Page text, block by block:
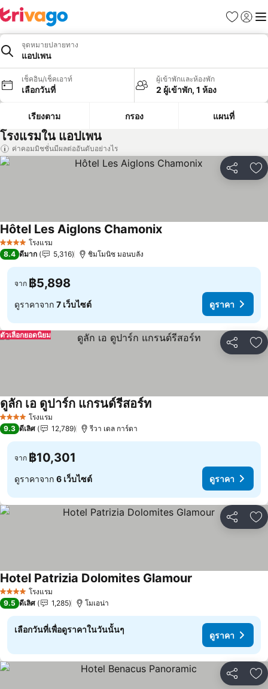
รายการโป
เข้าสู่ร
เมนู
จุดหมายปลายทาง
แอปเพน
เช็คอิน/เช็คเอาท์
เลือกวันที่
ผู้เข้าพักและห้องพัก
2 ผู้เข้าพัก, 1 ห้อง
เรียงตาม กรอง แผนที่
โรงแรมใน แอปเพน
ค่าคอมมิชชั่นมีผลต่ออันดับอย่างไร
แชร์ เ
4 ดาว โรงแรม
Hôtel Les Aiglons Chamonixดูราคา
8.4 ดีมาก 5,316 ชิมโมนิซ มอนบลัง
จาก ฿5,898
ดูราคาจาก 7 เว็บไซต์ ดูราคา
แชร์ เ
ตัวเลือกยอดนิยม
4 ดาว โรงแรม
ดูลัก เอ ดูปาร์ก แกรนด์รีสอร์ทดูราคา
9.3 ดีเลิศ 12,789 รีวา เดล การ์ดา
จาก ฿10,301
ดูราคาจาก 6 เว็บไซต์ ดูราคา
แชร์ เ
4 ดาว โรงแรม
Hotel Patrizia Dolomites Glamour
9.5 ดีเลิศ 1,285 โมเอน่า
เลือกวันที่เพื่อดูราคาในวันนั้นๆ
ดูราคา
แชร์ เ